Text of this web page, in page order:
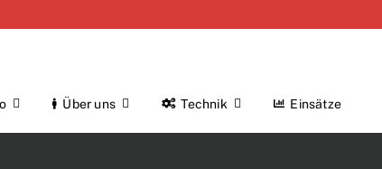
Über uns Technik Einsätze